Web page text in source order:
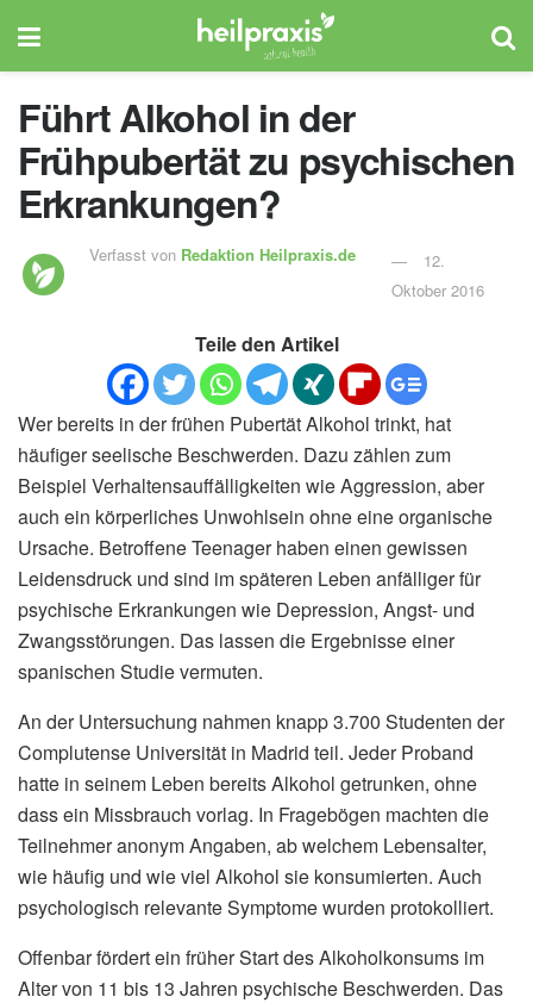
Führt Alkohol in der
Frühpubertät zu psychischen
Erkrankungen?
Verfasst von Redaktion Heilpraxis.de
12.
Oktober 2016
Teile den Artikel
Wer bereits in der frühen Pubertät Alkohol trinkt, hat
häufiger seelische Beschwerden. Dazu zählen zum
Beispiel Verhaltensauffälligkeiten wie Aggression, aber
auch ein körperliches Unwohlsein ohne eine organische
Ursache. Betroffene Teenager haben einen gewissen
Leidensdruck und sind im späteren Leben anfälliger für
psychische Erkrankungen wie Depression, Angst- und
Zwangsstörungen. Das lassen die Ergebnisse einer
spanischen Studie vermuten.
An der Untersuchung nahmen knapp 3.700 Studenten der
Complutense Universität in Madrid teil. Jeder Proband
hatte in seinem Leben bereits Alkohol getrunken, ohne
dass ein Missbrauch vorlag. In Fragebögen machten die
Teilnehmer anonym Angaben, ab welchem Lebensalter,
wie häufig und wie viel Alkohol sie konsumierten. Auch
psychologisch relevante Symptome wurden protokolliert.
Offenbar fördert ein früher Start des Alkoholkonsums im
Alter von 11 bis 13 Jahren psychische Beschwerden. Das